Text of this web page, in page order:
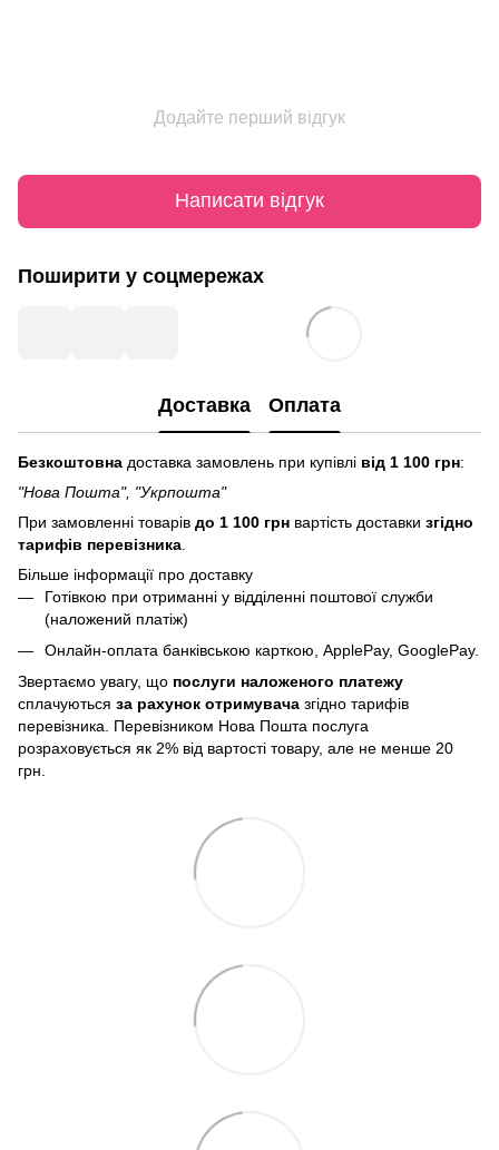
Додайте перший відгук
Написати відгук
Поширити у соцмережах
Доставка Оплата
Безкоштовна доставка замовлень при купівлі від 1 100 грн:
"Нова Пошта", "Укрпошта"
При замовленні товарів до 1 100 грн вартість доставки згідно
тарифів перевізника
Більше інформації про доставку
Готівкою при отриманні у відділенні поштової служби
(наложений платіж)
Онлайн-оплата банківською карткою, ApplePay, GooglePay.
Звертаємо увагу, що послуги наложеного платежу
сплачуються за рахунок отримувача згідно тарифів
перевізника. Перевізником Нова Пошта послуга
розраховується як 2% від вартості товару, але не менше 20
грн.